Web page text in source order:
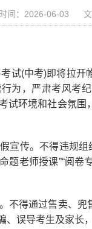
间：2026-06-03
(中考)即将拉开
为，严肃考风考
试环境和社会氛
传。不得违规组
题老师授课”“阅
通过售卖、兜售
、误导考生及家长